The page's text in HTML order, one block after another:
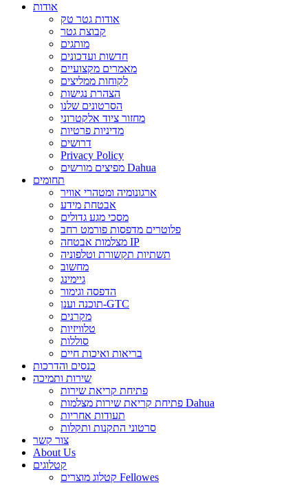
אודות
אודות גטר טק
קבוצת גטר
מותגים
חדשות ועדכונים
מאמרים מקצועיים
לקוחות ממליצים
הצהרת נגישות
הסרטונים שלנו
מחזור ציוד אלקטרוני
מדיניות פרטיות
דרושים
Privacy Policy
מפיצים מורשים Dahua
תחומים
ארגונומיה ומטהרי אוויר
אבטחת מידע
מסכי מגע גדולים
פלוטרים מדפסות פורמט רחב
מצלמות אבטחה IP
תשתיות תקשורת וטלפוניה
מחשוב
גיימינג
הדפסה וגימור
תוכנה וענן-GTC
מקרנים
טלוויזיות
סוללות
בריאות ואיכות חיים
כנסים והדרכות
שירות ותמיכה
פתיחת קריאת שירות
פתיחת קריאת שירות מצלמות Dahua
תעודות אחריות
סרטוני התקנות ותקלות
צור קשר
About Us
קטלוגים
קטלוג מוצרים Fellowes